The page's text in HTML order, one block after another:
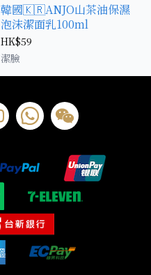
韓國🇰🇷ANJO山茶油保濕
泡沫潔面乳100ml
HK$59
潔臉